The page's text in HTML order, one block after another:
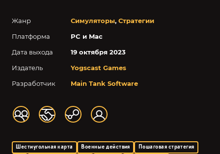
Жанр Симуляторы, Стратегии
Платформа
PC и Mac
Дата выхода
19 октября 2023
Издатель
Yogscast Games
Разработчик
Main Tank Software
Шестиугольная карта Военные действия
Пошаговая стратегия